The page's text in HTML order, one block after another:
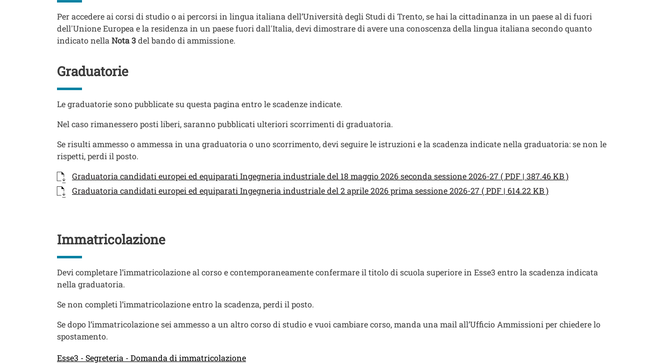
Testo
Per accedere ai corsi di studio o ai percorsi in lingua italiana dell’Università degli Studi di Trento, se hai la cittadinanza in un paese al di fuori
dell'Unione Europea e la residenza in un paese fuori dall'Italia, devi dimostrare di avere una conoscenza della lingua italiana secondo quanto
indicato nellaNota 3del bando di ammissione.
Titolo
Graduatorie
Testo
Le graduatorie sono pubblicate su questa pagina entro le scadenze indicate.
Nel caso rimanessero posti liberi, saranno pubblicati ulteriori scorrimenti di graduatoria.
Se risulti ammesso o ammessa in una graduatoria o uno scorrimento, devi seguire le istruzioni e la scadenza indicate nella graduatoria: se non le
rispetti, perdi il posto.
Documenti
Documento
Graduatoria candidati europei ed equiparati Ingegneria industriale del 18 maggio 2026 seconda sessione 2026-27 ( PDF | 387.46 KB )
Documento
Graduatoria candidati europei ed equiparati Ingegneria industriale del 2 aprile 2026 prima sessione 2026-27 ( PDF | 614.22 KB )
Titolo
Immatricolazione
Testo
Devi completare l’immatricolazione al corso e contemporaneamente confermare il titolo di scuola superiore in Esse3 entro la scadenza indicata
nella graduatoria.
Se non completi l’immatricolazione entro la scadenza, perdi il posto.
Se dopo l’immatricolazione sei ammesso a un altro corso di studio e vuoi cambiare corso, manda una mail all’Ufficio Ammissioni per chiedere lo
spostamento.
Esse3 - Segreteria - Domanda di immatricolazione